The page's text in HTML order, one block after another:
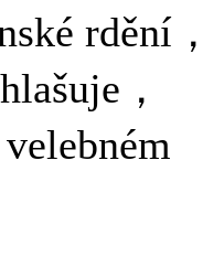
rdění，
，